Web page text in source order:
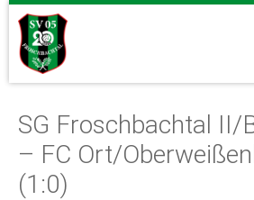
SG Froschbachtal II/
– FC Ort/
(1:0)